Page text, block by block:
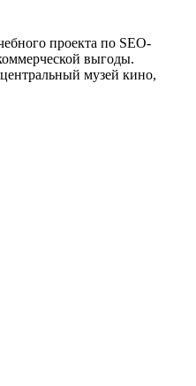
проекта по SEO-
выгоды.
музей кино,